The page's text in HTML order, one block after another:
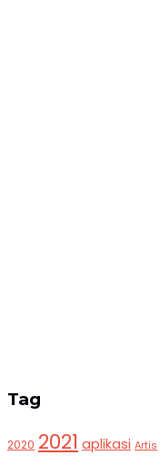
Tag
2020 2021 aplikasi Artis